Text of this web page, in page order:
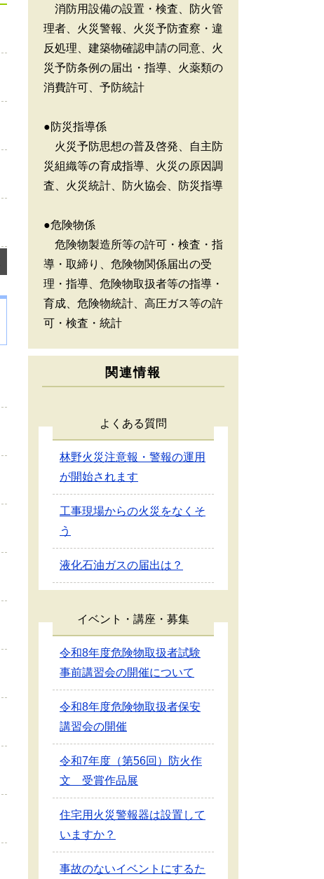
消防用設備の設置・検査、​防火管
理者、火災警報、火災予防査察・違
反処理、建築物確認申請の同意、火
災予防条例の届出・指導、火薬類の
消費許可、予防統計
●防災指導係
火災予防思想の普及啓発、自主防
災組織等の育成指導、火災の原因調
査、火災統計、防火協会、防災指導
●危険物係
危険物製造所等の許可・検査・指
導・取締り、危険物関係届出の受
理・指導、危険物取扱者等の指導・
育成、危険物統計、高圧ガス等の許
可・検査・統計
関連情報
よくある質問
林野火災注意報・警報の運用
が開始されます
工事現場からの火災をなくそ
う
液化石油ガスの届出は？
イベント・講座・募集
令和8年度危険物取扱者試験
事前講習会の開催について
令和8年度危険物取扱者保安
講習会の開催
令和7年度（第56回）防火作
文 受賞作品展
住宅用火災警報器は設置して
いますか？
事故のないイベントにするた